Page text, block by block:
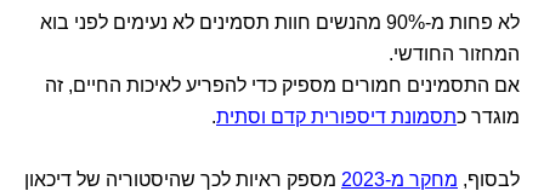
לא פחות מ-90% מהנשים חוות תסמינים לא נעימים לפני בוא
המחזור החודשי.
אם התסמינים חמורים מספיק כדי להפריע לאיכות החיים, זה
מוגדר כתסמונת דיספורית קדם וסתית.
לבסוף, מחקר מ-2023
מספק ראיות לכך שהיסטוריה של דיכאון